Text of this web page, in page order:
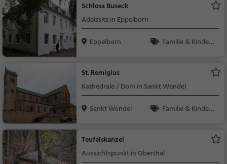
Schloss Buseck
Adelssitz in Eppelborn
Eppelborn
Familie & Kinder,
St. Remigius
Kathedrale / Dom in Sankt Wendel
Sankt Wendel
Familie & Kinder,
Teufelskanzel
Aussichtspunkt in Oberthal